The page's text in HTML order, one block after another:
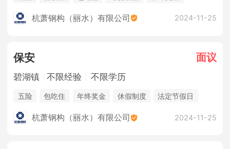
销售奖金
杭萧钢构（丽水）有限公司 2024-11-25
保安 面议
碧湖镇 不限经验 不限学历
五险 包吃住 年终奖金 休假制度 法定节假日
杭萧钢构（丽水）有限公司 2024-11-25